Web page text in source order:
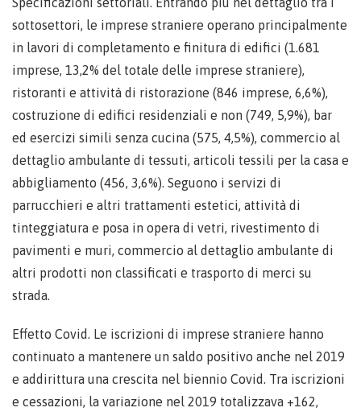
sottosettori, le imprese straniere operano principalmente
in lavori di completamento e finitura di edifici (1.681
imprese, 13,2% del totale delle imprese straniere),
ristoranti e attività di ristorazione (846 imprese, 6,6%),
costruzione di edifici residenziali e non (749, 5,9%), bar
ed esercizi simili senza cucina (575, 4,5%), commercio al
dettaglio ambulante di tessuti, articoli tessili per la casa e
abbigliamento (456, 3,6%). Seguono i servizi di
parrucchieri e altri trattamenti estetici, attività di
tinteggiatura e posa in opera di vetri, rivestimento di
pavimenti e muri, commercio al dettaglio ambulante di
altri prodotti non classificati e trasporto di merci su
strada.
Effetto Covid. Le iscrizioni di imprese straniere hanno
continuato a mantenere un saldo positivo anche nel 2019
e addirittura una crescita nel biennio Covid. Tra iscrizioni
e cessazioni, la variazione nel 2019 totalizzava +162,